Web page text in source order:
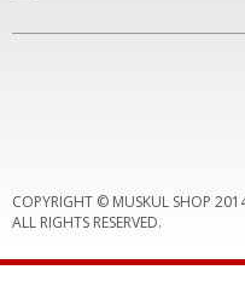
COPYRIGHT © MUSKUL SHOP
ALL RIGHTS RESERVED.